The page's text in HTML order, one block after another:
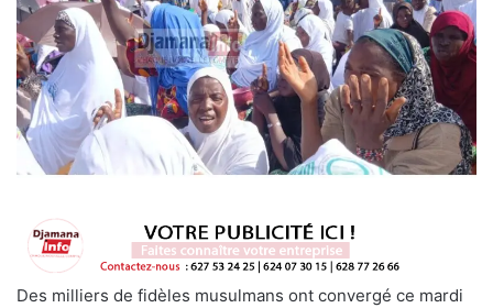
Des milliers de fidèles musulmans ont convergé ce mardi